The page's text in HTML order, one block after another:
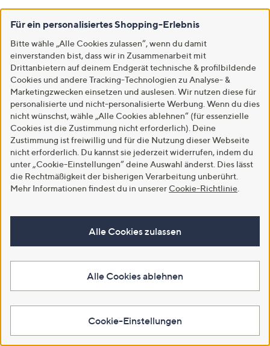
Mehr sehen
GENIUS Nicer Dicer
elektrischer
Gemüseschneider 10
versch. Einsätze
LUMIDA Xmas Hirsch-
Szenerie unter
Glasglocke inkl. 8 LEDs
& Timer Höhe ca.
€ 39,99
KIPLING®
Details
Hilfeseiten,
Service
und
Für ein personalisiertes Shopping-Erlebnis
Bitte wähle „Alle Cookies zulassen“, wenn du damit
einverstanden bist, dass wir in Zusammenarbeit mit
Drittanbietern auf deinem Endgerät technische & profilbildende
Cookies und andere Tracking-Technologien zu Analyse- &
Marketingzwecken einsetzen und auslesen. Wir nutzen diese für
personalisierte und nicht-personalisierte Werbung. Wenn du dies
nicht wünschst, wähle „Alle Cookies ablehnen“ (für essenzielle
Cookies ist die Zustimmung nicht erforderlich). Deine
Zustimmung ist freiwillig und für die Nutzung dieser Webseite
nicht erforderlich. Du kannst sie jederzeit widerrufen, indem du
unter „Cookie-Einstellungen“ deine Auswahl änderst. Dies lässt
die Rechtmäßigkeit der bisherigen Verarbeitung unberührt.
Mehr Informationen findest du in unserer Cookie-Richtlinie
Alle Cookies zulassen
Alle Cookies ablehnen
Cookie-Einstellungen